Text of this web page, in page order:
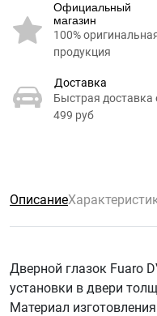
Официальный
магазин
100%
продукция
Доставка
Быстрая доставка
499 руб
Описание
Дверной глазок Fuaro
установки в двери
Материал